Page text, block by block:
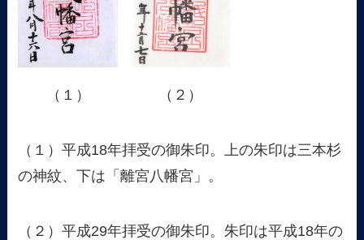
（１） （２）
（１）平成18年拝受の御朱印。上の朱印は三本杉
の神紋、下は「離宮八幡宮」。
（２）平成29年拝受の御朱印。朱印は平成18年の